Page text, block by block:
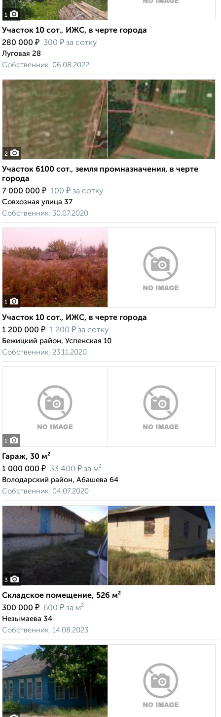
1
Участок 10 сот., ИЖС, в черте города
280 000 ₽ 300 ₽ за сотку
Луговая 28
Собственник, 06.08.2022
2
Участок 6100 сот., земля промназначения, в черте
города
7 000 000 ₽ 100 ₽ за сотку
Совхозная улица 37
Собственник, 30.07.2020
1
Участок 10 сот., ИЖС, в черте города
1 200 000 ₽ 1 200 ₽ за сотку
Бежицкий район, Успенская 10
Собственник, 23.11.2020
1
Гараж, 30 м²
1 000 000 ₽ 33 400 ₽ за м²
Володарский район, Абашева 64
Собственник, 04.07.2020
3
Складское помещение, 526 м²
300 000 ₽ 600 ₽ за м²
Незымаева 34
Собственник, 14.08.2023